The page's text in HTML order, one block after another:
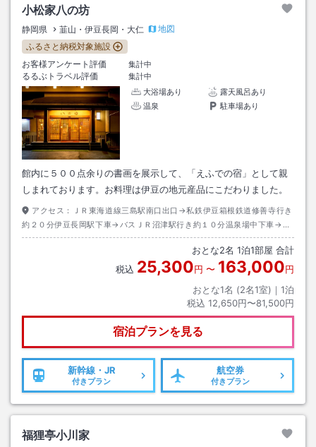
小松家八の坊
静岡県 韮山・伊豆長岡・大仁
地図
ふるさと納税対象施設
お客様アンケート評価
集計中
るるぶトラベル評価
集計中
大浴場あり
露天風呂あり
温泉
駐車場あり
館内に５００点余りの書画を展示して、「えふでの宿」として親
しまれております。お料理は伊豆の地元産品にこだわりました。
アクセス：
ＪＲ東海道線三島駅南口出口→私鉄伊豆箱根鉄道修善寺行き
約２０分伊豆長岡駅下車→バスＪＲ沼津駅行き約１０分温泉場中下車→徒
歩約０分
おとな2名 1泊1部屋 合計
税込 25,300円 〜 163,000円
おとな1名 (2名1室)｜ 1泊
税込 12,650円〜81,500円
宿泊プランを見る
新幹線・JR
付きプラン
航空券
付きプラン
福狸亭小川家